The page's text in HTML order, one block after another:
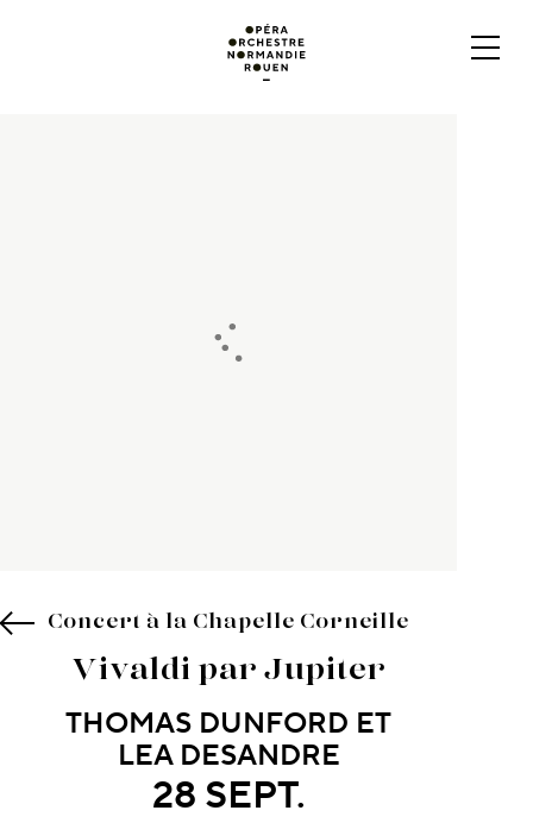
Concert à la Chapelle Corneille
Vivaldi par Jupiter
THOMAS DUNFORD ET
LEA DESANDRE
28 SEPT.